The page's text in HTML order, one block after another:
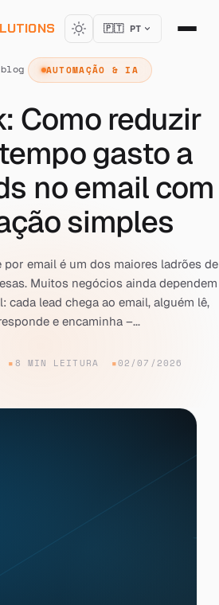
🇵🇹 PT
AUTOMAÇÃO & IA
Como reduzir
gasto a
no email com
simples
email é um dos maiores ladrões de
Muitos negócios ainda dependem
cada lead chega ao email, alguém lê,
e encaminha –...
8 MIN LEITURA 02/07/2026